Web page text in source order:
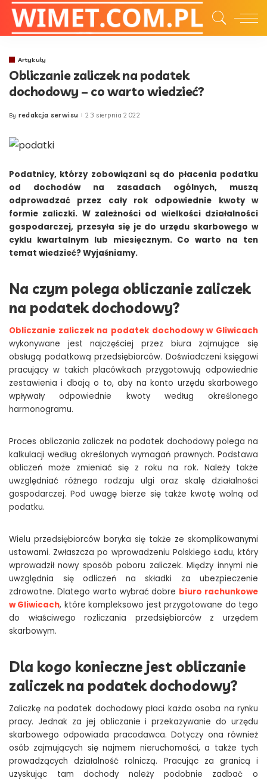
Artykuły
Obliczanie zaliczek na podatek
dochodowy – co warto wiedzieć?
Posted
By redakcja serwisu 23 sierpnia 2022
Podatnicy, którzy zobowiązani są do płacenia podatku
od dochodów na zasadach ogólnych, muszą
odprowadzać przez cały rok odpowiednie kwoty w
formie zaliczki. W zależności od wielkości działalności
gospodarczej, przesyła się je do urzędu skarbowego w
cyklu kwartalnym lub miesięcznym. Co warto na ten
temat wiedzieć? Wyjaśniamy.
Na czym polega obliczanie zaliczek
na podatek dochodowy?
Obliczanie zaliczek na podatek dochodowy w Gliwicach
wykonywane jest najczęściej przez biura zajmujące się
obsługą podatkową przedsiębiorców. Doświadczeni księgowi
pracujący w takich placówkach przygotowują odpowiednie
zestawienia i dbają o to, aby na konto urzędu skarbowego
wpływały odpowiednie kwoty według określonego
harmonogramu.
Proces obliczania zaliczek na podatek dochodowy polega na
kalkulacji według określonych wymagań prawnych. Podstawa
obliczeń może zmieniać się z roku na rok. Należy także
uwzględniać różnego rodzaju ulgi oraz skalę działalności
gospodarczej. Pod uwagę bierze się także kwotę wolną od
podatku.
Wielu przedsiębiorców boryka się także ze skomplikowanymi
ustawami. Zwłaszcza po wprowadzeniu Polskiego Ładu, który
wprowadził nowy sposób poboru zaliczek. Między innymi nie
uwzględnia się odliczeń na składki za ubezpieczenie
zdrowotne. Dlatego warto wybrać dobre biuro rachunkowe
w Gliwicach, które kompleksowo jest przygotowane do tego
do właściwego rozliczania przedsiębiorców z urzędem
skarbowym.
Dla kogo konieczne jest obliczanie
zaliczek na podatek dochodowy?
Zaliczkę na podatek dochodowy płaci każda osoba na rynku
pracy. Jednak za jej obliczanie i przekazywanie do urzędu
skarbowego odpowiada pracodawca. Dotyczy ona również
osób zajmujących się najmem nieruchomości, a także tych
prowadzących działalność rolniczą. Pracując za granicą i
uzyskując tam dochody należy podobnie zadbać o